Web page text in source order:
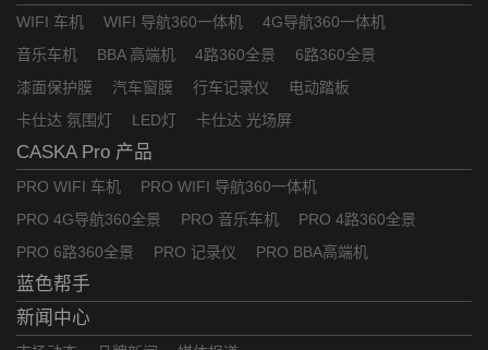
WIFI 车机 WIFI 导航360一体机
4G导航360一体机
音乐车机
BBA 高端机 4路360全景
6路360全景
漆面保护膜
汽车窗膜 行车记录仪
电动踏板
卡仕达 氛围灯
LED灯 卡仕达 光场屏
CASKA Pro 产品
PRO WIFI 车机
PRO WIFI 导航360一体机
PRO 4G导航360全景
PRO 音乐车机
PRO 4路360全景
PRO 6路360全景
PRO 记录仪 PRO BBA高端机
蓝色帮手
新闻中心